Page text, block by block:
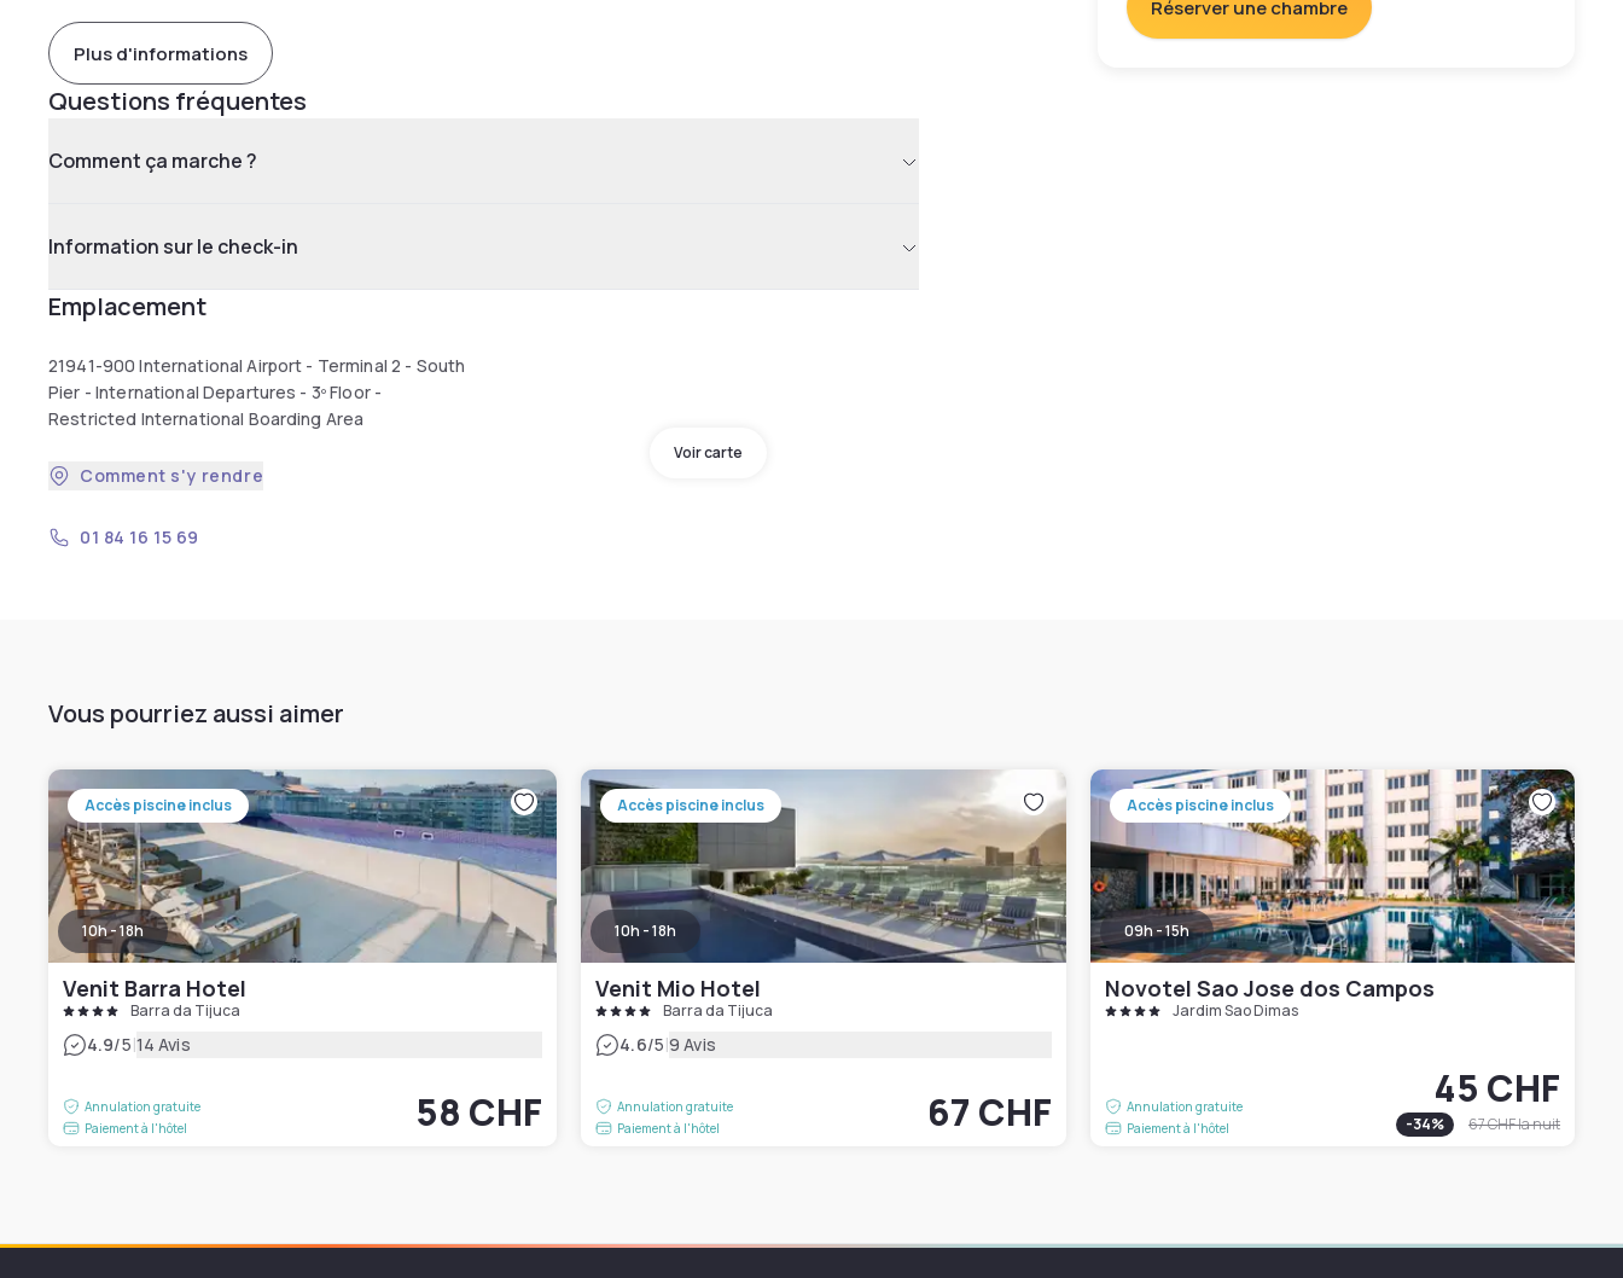
Plus d'informations
Questions fréquentes
Comment ça marche ?
Information sur le check-in
Emplacement
21941-900 International Airport - Terminal 2 - South
Pier - International Departures - 3º Floor -
Restricted International Boarding Area
Voir carte
Comment s'y rendre
01 84 16 15 69
Réserver une chambre
Vous pourriez aussi aimer
Accès piscine inclus
10h - 18h
Venit Barra Hotel
Barra da Tijuca
4.9/5|14 Avis
Annulation gratuite
Paiement à l'hôtel
58 CHF
Accès piscine inclus
10h - 18h
Venit Mio Hotel
Barra da Tijuca
4.6/5|9 Avis
Annulation gratuite
Paiement à l'hôtel
67 CHF
Accès piscine inclus
09h - 15h
Novotel Sao Jose dos Campos
Jardim Sao Dimas
Annulation gratuite
Paiement à l'hôtel
45 CHF
-34% 67 CHFla nuit